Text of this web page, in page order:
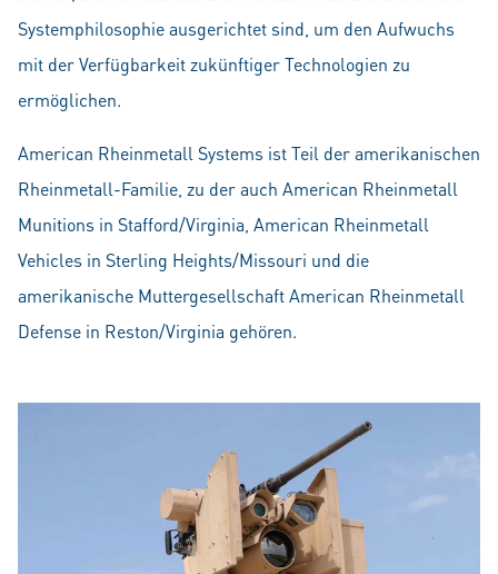
Systemphilosophie ausgerichtet sind, um den Aufwuchs
mit der Verfügbarkeit zukünftiger Technologien zu
ermöglichen.
American Rheinmetall Systems ist Teil der amerikanischen
Rheinmetall-Familie, zu der auch American Rheinmetall
Munitions in Stafford/Virginia, American Rheinmetall
Vehicles in Sterling Heights/Missouri und die
amerikanische Muttergesellschaft American Rheinmetall
Defense in Reston/Virginia gehören.